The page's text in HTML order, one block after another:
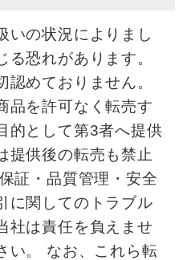
いの状況によりまし
る恐れがあります。
認めておりません。
品を許可なく転売す
的として第3者へ提供
提供後の転売も禁止
証・品質管理・安全
に関してのトラブル
社は責任を負えませ
い。 なお、これら転